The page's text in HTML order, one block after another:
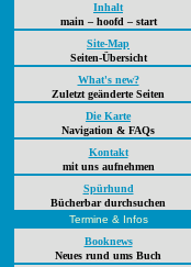
Inhalt
main – hoofd – start
Site-Map
Seiten-Übersicht
What's new?
Zuletzt geänderte Seiten
Die Karte
Navigation & FAQs
Kontakt
mit uns aufnehmen
Spürhund
Bücherbar durchsuchen
Termine & Infos
Booknews
Neues rund ums Buch